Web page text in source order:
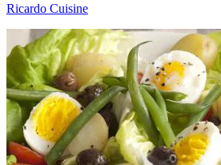
Ricardo Cuisine